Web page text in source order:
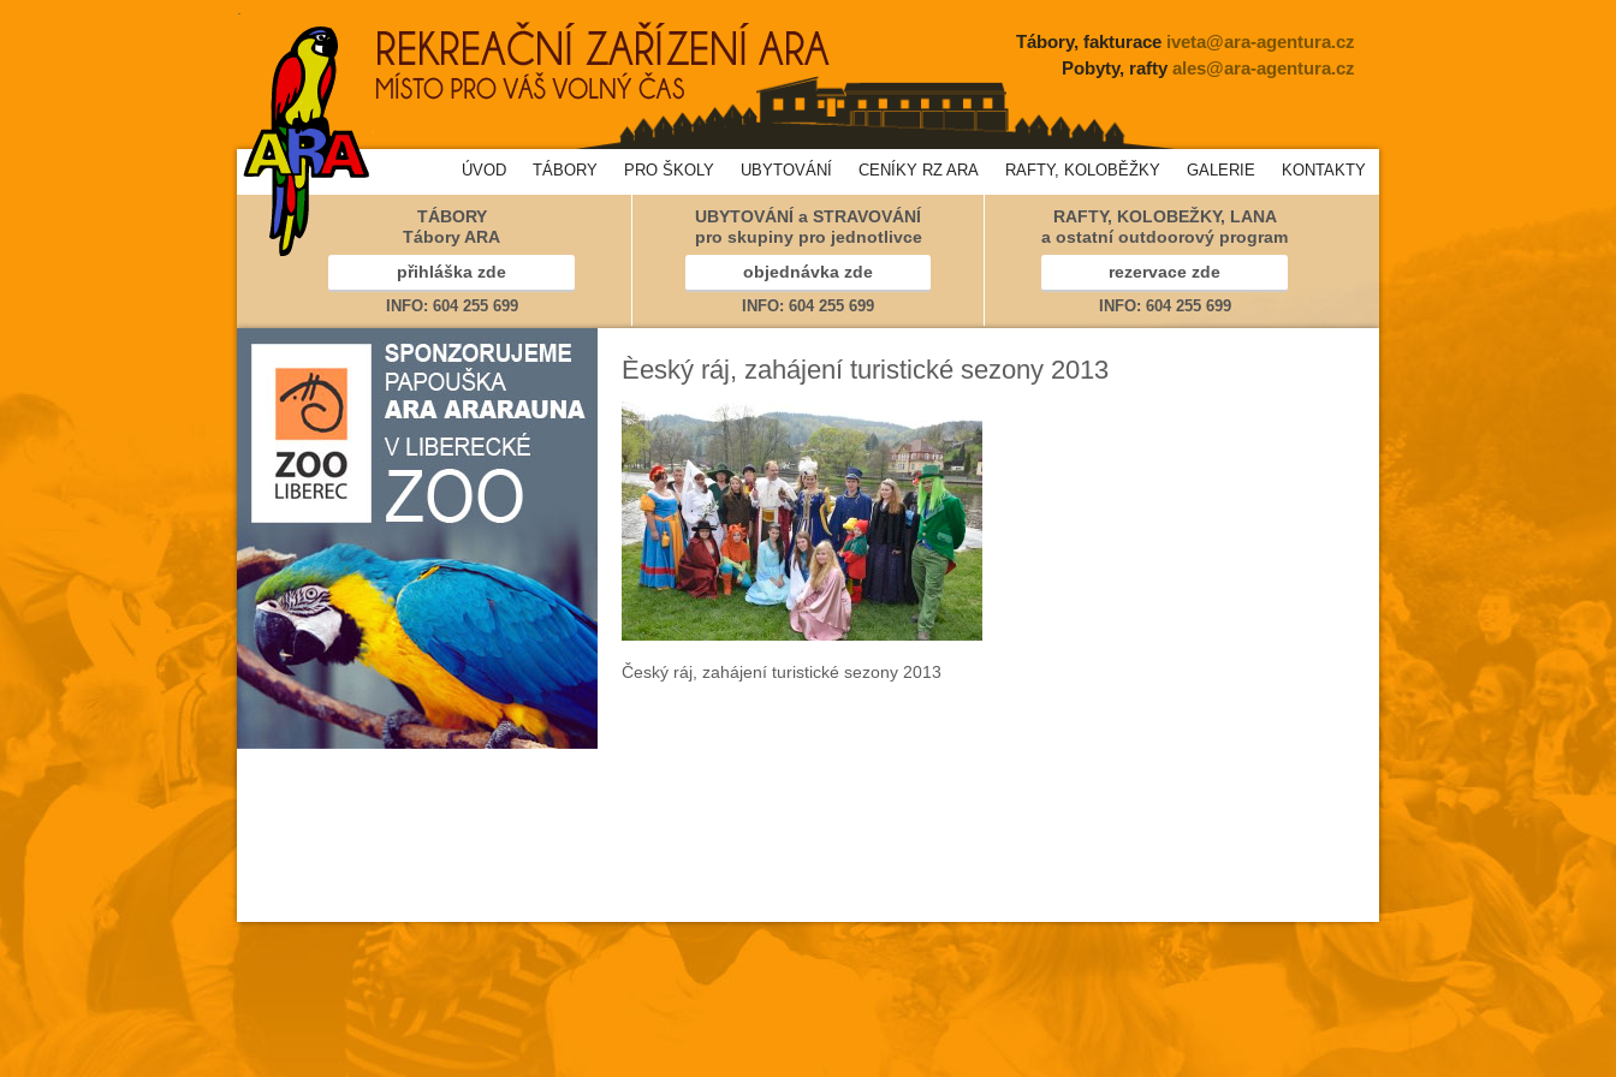
Tábory, fakturace iveta@ara-agentura.cz
Pobyty, rafty ales@ara-agentura.cz
ÚVOD TÁBORY PRO ŠKOLY UBYTOVÁNÍ CENÍKY RZ ARA RAFTY, KOLOBĚŽKY GALERIE KONTAKTY
TÁBORY
Tábory ARA
přihláška zde
INFO: 604 255 699
UBYTOVÁNÍ a STRAVOVÁNÍ
pro skupiny pro jednotlivce
objednávka zde
INFO: 604 255 699
RAFTY, KOLOBEŽKY, LANA
a ostatní outdoorový program
rezervace zde
INFO: 604 255 699
Èeský ráj, zahájení turistické sezony 2013
Český ráj, zahájení turistické sezony 2013